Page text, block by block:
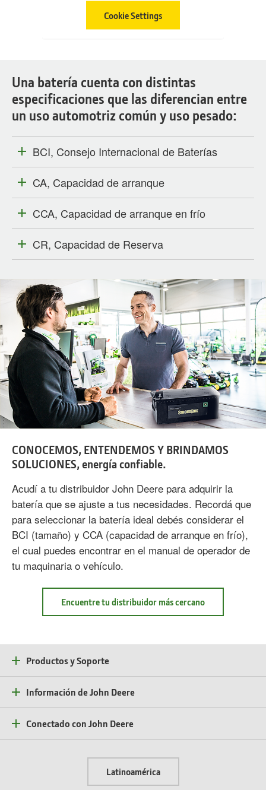
Cookie Settings
Una batería cuenta con distintas
especificaciones que las diferencian entre
un uso automotriz común y uso pesado:
BCI, Consejo Internacional de Baterías
CA, Capacidad de arranque
CCA, Capacidad de arranque en frío
CR, Capacidad de Reserva
CONOCEMOS, ENTENDEMOS Y BRINDAMOS
SOLUCIONES, energía confiable.
Acudí a tu distribuidor John Deere para adquirir la
batería que se ajuste a tus necesidades. Recordá que
para seleccionar la batería ideal debés considerar el
BCI (tamaño) y CCA (capacidad de arranque en frío),
el cual puedes encontrar en el manual de operador de
tu maquinaria o vehículo.
Encuentre tu distribuidor más cercano
Productos y Soporte
Información de John Deere
Conectado con John Deere
Latinoamérica